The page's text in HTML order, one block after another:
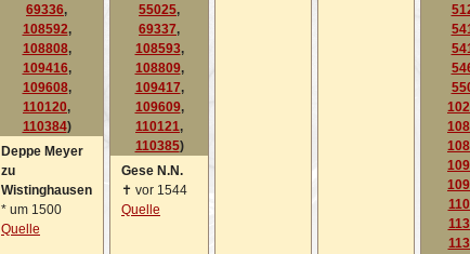
69336,
108592,
108808,
109416,
109608,
110120,
110384)
Deppe Meyer
zu
Wistinghausen
* um 1500
Quelle
55025,
69337,
108593,
108809,
109417,
109609,
110121,
110385)
Gese N.N.
✝ vor 1544
Quelle